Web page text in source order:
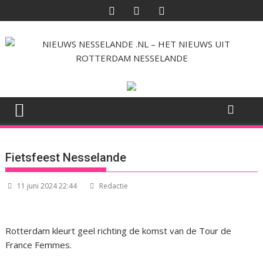
naar
de
inhoud
Fietsfeest Nesselande
11 juni 2024 22:44 Redactie
Rotterdam kleurt geel richting de komst van de Tour de
France Femmes.